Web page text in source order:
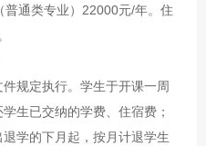
通类专业）22000元/年。住
规定执行。学生于开课一周
生已交纳的学费、住宿费；
学的下月起，按月计退学生